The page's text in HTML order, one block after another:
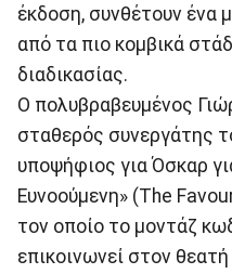
έκδοση, συνθέτουν ένα
από τα πιο κομβικά
διαδικασίας.
Ο πολυβραβευμένος
σταθερός συνεργάτης
υποψήφιος για Όσκαρ
Ευνοούμενη» (The
τον οποίο το μοντάζ
επικοινωνεί στον